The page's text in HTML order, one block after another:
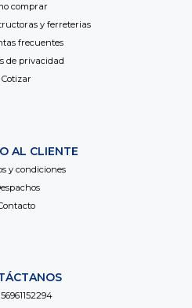
comprar
y ferreterias
frecuentes
de privacidad
Cotizar
AL CLIENTE
y condiciones